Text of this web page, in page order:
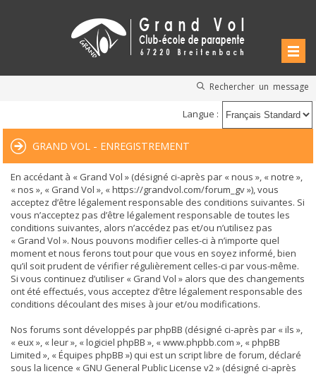
Rechercher un message
Langue :
GRAND VOL - ENREGISTREMENT
En accédant à « Grand Vol » (désigné ci-après par « nous », « notre »,
« nos », « Grand Vol », « https://grandvol.com/forum_gv »), vous
acceptez d’être légalement responsable des conditions suivantes. Si
vous n’acceptez pas d’être légalement responsable de toutes les
conditions suivantes, alors n’accédez pas et/ou n’utilisez pas
« Grand Vol ». Nous pouvons modifier celles-ci à n’importe quel
moment et nous ferons tout pour que vous en soyez informé, bien
qu’il soit prudent de vérifier régulièrement celles-ci par vous-même.
Si vous continuez d’utiliser « Grand Vol » alors que des changements
ont été effectués, vous acceptez d’être légalement responsable des
conditions découlant des mises à jour et/ou modifications.
Nos forums sont développés par phpBB (désigné ci-après par « ils »,
« eux », « leur », « logiciel phpBB », « www.phpbb.com », « phpBB
Limited », « Équipes phpBB ») qui est un script libre de forum, déclaré
sous la licence « GNU General Public License v2» (désigné ci-après